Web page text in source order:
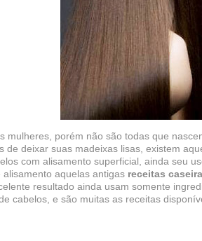
mulheres, porém não são todas que
deixar suas madeixas lisas, existem
com alisamento superficial, ainda seu
aquelas antigas receitas
resultado ainda usam somente
cabelos, e são muitas as receitas